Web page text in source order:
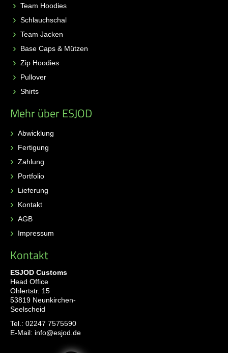
Team Hoodies
Schlauchschal
Team Jacken
Base Caps & Mützen
Zip Hoodies
Pullover
Shirts
Mehr über ESJOD
Abwicklung
Fertigung
Zahlung
Portfolio
Lieferung
Kontakt
AGB
Impressum
Kontakt
ESJOD Customs
Head Office
Ohlertstr. 15
53819 Neunkirchen-
Seelscheid
Tel.: 02247 7575590
E-Mail: info@esjod.de